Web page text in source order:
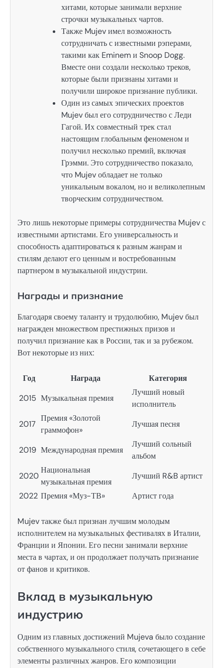
хитами, которые занимали верхние
строчки музыкальных чартов.
Также Mujev имел возможность
сотрудничать с известными рэперами,
такими как Eminem и Snoop Dogg.
Вместе они создали несколько треков,
которые были признаны хитами и
получили широкое признание публики.
Один из самых эпических проектов
Mujev был его сотрудничество с Леди
Гагой. Их совместный трек стал
настоящим глобальным феноменом и
получил несколько премий, включая
Грэмми. Это сотрудничество показало,
что Mujev обладает не только
уникальным вокалом, но и великолепным
творческим сотрудничеством.
Это лишь некоторые примеры сотрудничества Mujev с
известными артистами. Его универсальность и
способность адаптироваться к разным жанрам и
стилям делают его ценным и востребованным
партнером в музыкальной индустрии.
Награды и признание
Благодаря своему таланту и трудолюбию, Mujev был
награжден множеством престижных призов и
получил признание как в России, так и за рубежом.
Вот некоторые из них:
Год Награда
Категория
2015 Музыкальная премия
Лучший новый
исполнитель
2017
Премия «Золотой
граммофон»
Лучшая песня
2019 Международная премия
Лучший сольный
альбом
2020
Национальная
музыкальная премия
Лучший R&B артист
2022 Премия «Муз-ТВ» Артист года
Mujev также был признан лучшим молодым
исполнителем на музыкальных фестивалях в Италии,
Франции и Японии. Его песни занимали верхние
места в чартах, и он продолжает получать признание
от фанов и критиков.
Вклад в музыкальную
индустрию
Одним из главных достижений Mujeva было создание
собственного музыкального стиля, сочетающего в себе
элементы различных жанров. Его композиции